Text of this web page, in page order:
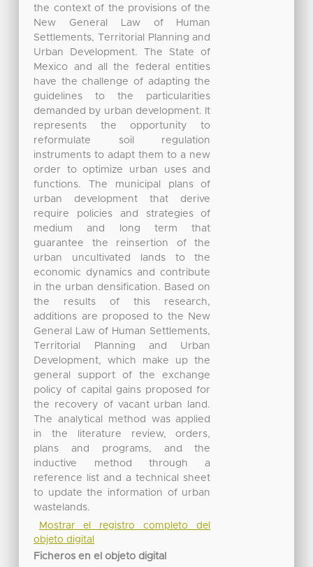
the context of the provisions of the
New General Law of Human
Settlements, Territorial Planning and
Urban Development. The State of
Mexico and all the federal entities
have the challenge of adapting the
guidelines to the particularities
demanded by urban development. It
represents the opportunity to
reformulate soil regulation
instruments to adapt them to a new
order to optimize urban uses and
functions. The municipal plans of
urban development that derive
require policies and strategies of
medium and long term that
guarantee the reinsertion of the
urban uncultivated lands to the
economic dynamics and contribute
in the urban densification. Based on
the results of this research,
additions are proposed to the New
General Law of Human Settlements,
Territorial Planning and Urban
Development, which make up the
general support of the exchange
policy of capital gains proposed for
the recovery of vacant urban land.
The analytical method was applied
in the literature review, orders,
plans and programs, and the
inductive method through a
reference list and a technical sheet
to update the information of urban
wastelands.
Mostrar el registro completo del
objeto digital
Ficheros en el objeto digital